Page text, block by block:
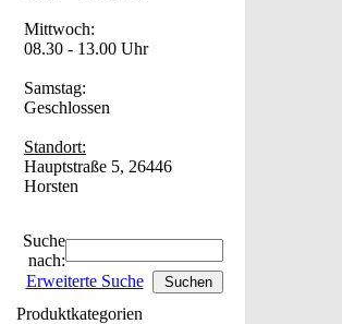
Mittwoch:
08.30 - 13.00 Uhr
Samstag:
Geschlossen
Standort:
Hauptstraße 5, 26446
Horsten
Suche
nach:
Erweiterte Suche
Produktkategorien